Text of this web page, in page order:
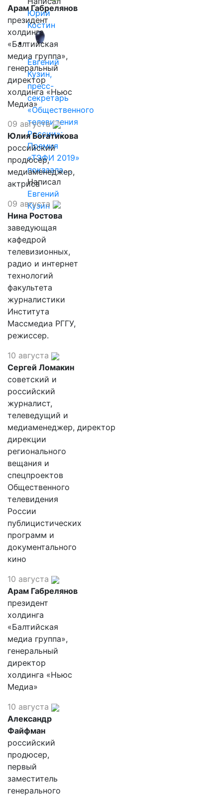
Юрий
Костин
Евгений
Кузин,
пресс-
секретарь
«Общественного
телевидения
России»:
Премия
«ТЭФИ 2019»
показала,…
Написал
Евгений
Кузин
Арам Габрелянов
президент
холдинга
«Балтийская
медиа группа»,
генеральный
директор
холдинга «Ньюс
Медиа»
09 августа
Юлия Богатикова
российский
продюсер,
медиаменеджер,
актриса
09 августа
Нина Ростова
заведующая
кафедрой
телевизионных,
радио и интернет
технологий
факультета
журналистики
Института
Массмедиа РГГУ,
режиссер.
10 августа
Сергей Ломакин
советский и
российский
журналист,
телеведущий и
медиаменеджер, директор
дирекции
регионального
вещания и
спецпроектов
Общественного
телевидения
России
публицистических
программ и
документального
кино
10 августа
Арам Габрелянов
президент
холдинга
«Балтийская
медиа группа»,
генеральный
директор
холдинга «Ньюс
Медиа»
10 августа
Александр
Файфман
российский
продюсер,
первый
заместитель
генерального